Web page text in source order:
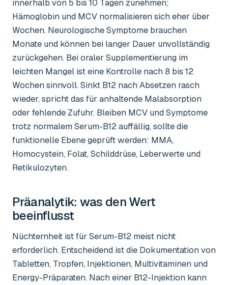
innerhalb von 5 bis 10 Tagen zunehmen;
Hämoglobin und MCV normalisieren sich eher über
Wochen. Neurologische Symptome brauchen
Monate und können bei langer Dauer unvollständig
zurückgehen. Bei oraler Supplementierung im
leichten Mangel ist eine Kontrolle nach 8 bis 12
Wochen sinnvoll. Sinkt B12 nach Absetzen rasch
wieder, spricht das für anhaltende Malabsorption
oder fehlende Zufuhr. Bleiben MCV und Symptome
trotz normalem Serum-B12 auffällig, sollte die
funktionelle Ebene geprüft werden: MMA,
Homocystein, Folat, Schilddrüse, Leberwerte und
Retikulozyten.
Präanalytik: was den Wert
beeinflusst
Nüchternheit ist für Serum-B12 meist nicht
erforderlich. Entscheidend ist die Dokumentation von
Tabletten, Tropfen, Injektionen, Multivitaminen und
Energy-Präparaten. Nach einer B12-Injektion kann